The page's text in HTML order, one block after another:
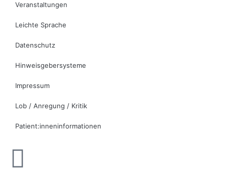
Veranstaltungen
Leichte Sprache
Datenschutz
Hinweisgebersysteme
Impressum
Lob / Anregung / Kritik
Patient:inneninformationen